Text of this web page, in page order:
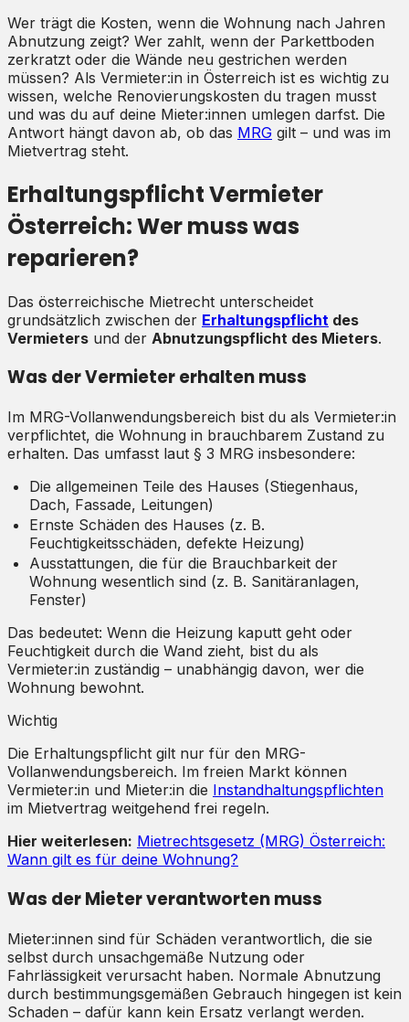
Wer trägt die Kosten, wenn die Wohnung nach Jahren
Abnutzung zeigt? Wer zahlt, wenn der Parkettboden
zerkratzt oder die Wände neu gestrichen werden
müssen? Als Vermieter:in in Österreich ist es wichtig zu
wissen, welche Renovierungskosten du tragen musst
und was du auf deine Mieter:innen umlegen darfst. Die
Antwort hängt davon ab, ob das MRG gilt – und was im
Mietvertrag steht.
Erhaltungspflicht Vermieter
Österreich: Wer muss was
reparieren?
Das österreichische Mietrecht unterscheidet
grundsätzlich zwischen der Erhaltungspflicht des
Vermieters und der Abnutzungspflicht des Mieters.
Was der Vermieter erhalten muss
Im MRG-Vollanwendungsbereich bist du als Vermieter:in
verpflichtet, die Wohnung in brauchbarem Zustand zu
erhalten. Das umfasst laut § 3 MRG insbesondere:
Die allgemeinen Teile des Hauses (Stiegenhaus,
Dach, Fassade, Leitungen)
Ernste Schäden des Hauses (z. B.
Feuchtigkeitsschäden, defekte Heizung)
Ausstattungen, die für die Brauchbarkeit der
Wohnung wesentlich sind (z. B. Sanitäranlagen,
Fenster)
Das bedeutet: Wenn die Heizung kaputt geht oder
Feuchtigkeit durch die Wand zieht, bist du als
Vermieter:in zuständig – unabhängig davon, wer die
Wohnung bewohnt.
Wichtig
Die Erhaltungspflicht gilt nur für den MRG-
Vollanwendungsbereich. Im freien Markt können
Vermieter:in und Mieter:in die Instandhaltungspflichten
im Mietvertrag weitgehend frei regeln.
Hier weiterlesen: Mietrechtsgesetz (MRG) Österreich:
Wann gilt es für deine Wohnung?
Was der Mieter verantworten muss
Mieter:innen sind für Schäden verantwortlich, die sie
selbst durch unsachgemäße Nutzung oder
Fahrlässigkeit verursacht haben. Normale Abnutzung
durch bestimmungsgemäßen Gebrauch hingegen ist kein
Schaden – dafür kann kein Ersatz verlangt werden.